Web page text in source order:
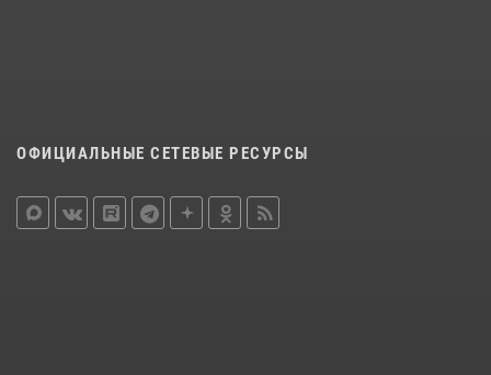
ОФИЦИАЛЬНЫЕ СЕТЕВЫЕ РЕСУРСЫ